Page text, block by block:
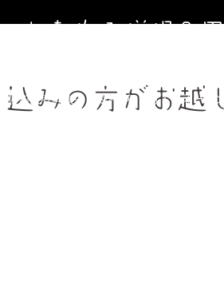
トを作る僧侶＆
堂加入者募集中（令和8年９月１日オープン
人のための書道教室 【毎週土曜】朝
めること
みの方がお越